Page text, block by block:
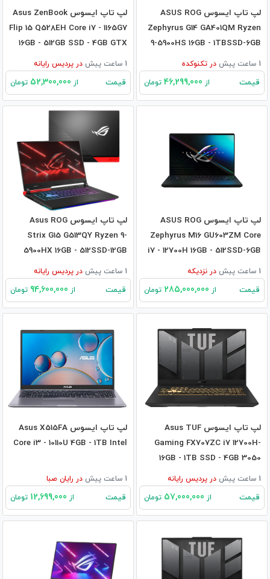
لپ تاپ ایسوس ASUS ROG
Zephyrus G14 GA401QM Ryzen
9-5900HS 16GB - 1TBSSD-6GB
RTX30601 ساعت پیش در تکنوکده
قیمت از تومان
لپ تاپ ایسوس Asus ZenBook
Flip 15 Q528EH Core i7 - 1165G7
16GB - 512GB SSD - 4GB GTX
16501 ساعت پیش در پردیس رایانه
قیمت از تومان
لپ تاپ ایسوس ASUS ROG
Zephyrus M16 GU603ZM Core
i7 - 12700H 16GB - 512SSD-6GB
RTX30601 ساعت پیش در نزدیکه
قیمت از تومان
لپ تاپ ایسوس Asus ROG
Strix G15 G513QY Ryzen 9-
5900HX 16GB - 512SSD-12GB
RX6800M1 ساعت پیش در پردیس رایانه
قیمت از تومان
لپ تاپ ایسوس Asus TUF
Gaming FX707ZC i7 12700H-
16GB - 1TB SSD - 4GB 3050
1 ساعت پیش در پردیس رایانه
قیمت از تومان
لپ تاپ ایسوس Asus X515FA
Core i3 - 10110U 4GB - 1TB Intel
1 ساعت پیش در رایان صبا
قیمت از تومان